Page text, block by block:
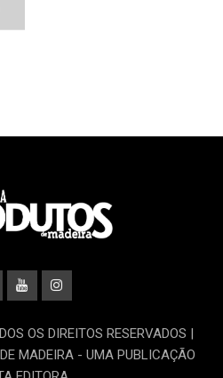
OS DIREITOS RESERVADOS |
MADEIRA - UMA PUBLICAÇÃO